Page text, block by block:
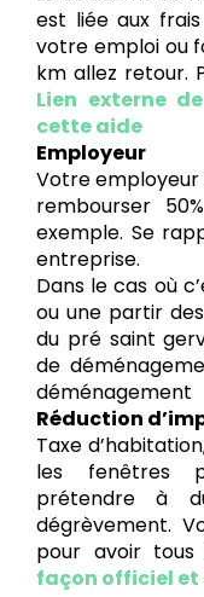
est liée aux
votre emploi ou
km allez retour.
Lien externe
cette aide
Employeur
Votre
rembourser
exemple. Se
entreprise.
Dans le cas où
ou une partir
du pré saint
de
déménagement
Réduction
Taxe
les fenêtres
prétendre à
dégrèvement.
pour avoir tous
façon officiel et